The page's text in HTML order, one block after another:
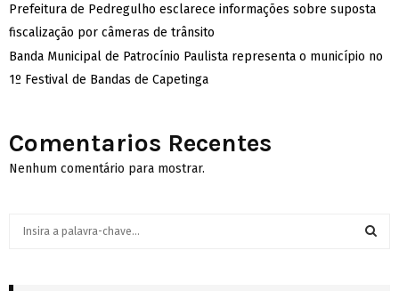
Prefeitura de Pedregulho esclarece informações sobre suposta
fiscalização por câmeras de trânsito
Banda Municipal de Patrocínio Paulista representa o município no
1º Festival de Bandas de Capetinga
Comentarios Recentes
Nenhum comentário para mostrar.